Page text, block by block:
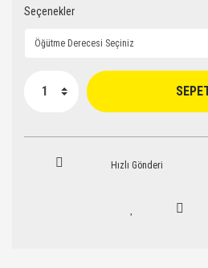
Seçenekler
Hızlı Gönderi